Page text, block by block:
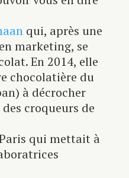
qui, après une
marketing, se
En 2014, elle
chocolatière du
à décrocher
croqueurs de
qui mettait à